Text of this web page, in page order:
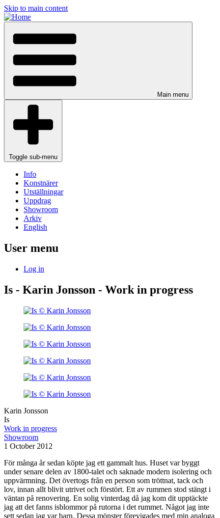
Skip to main content
Main menu
Toggle sub-menu
Info
Konstnärer
Utställningar
Uppdrag
Showroom
Arkiv
English
User menu
Log in
Is - Karin Jonsson - Work in progress
Karin Jonsson
Is
Work in progress
Showroom
1 October 2012
För många år sedan köpte jag ett gammalt hus. Huset var byggt
under senare delen av 1800-talet och saknade modern isolering och
uppvärmning. Det övertogs från en person som tröttnat, tack och
lov, innan allt blivit utrivet och förstört. Ett av rummen stod stängt i
väntan på renovering. En solig vinterdag då jag kom dit upptäckte
jag att det fanns isblommor på rutorna i det rummet. Något jag inte
sett sedan jag var barn. Dessa mönster förevigades med min analoga